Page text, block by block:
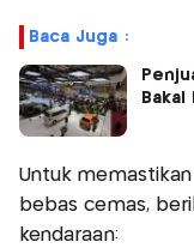
Baca Juga :
Untuk
bebas cemas,
kendaraan: